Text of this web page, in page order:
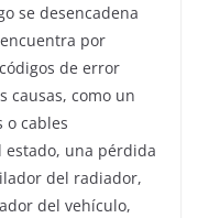
se desencadena
por
de error
causas, como un
o cables
estado, una pérdida
del radiador,
del vehículo,